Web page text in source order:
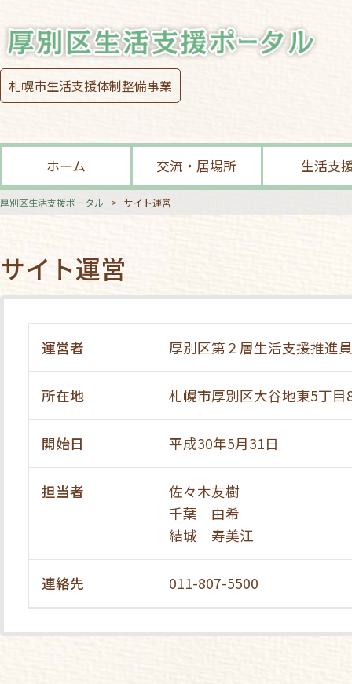
札幌市生活支援体制整備事業
ホーム 交流・居場所 生活支
厚別区生活支援ポータル > サイト運営
サイト運営
運営者 厚別区第２層生活支援推進員
所在地 札幌市厚別区大谷地東5丁目
開始日 平成30年5月31日
担当者
佐々木友樹
千葉 由希
結城 寿美江
連絡先 011-807-5500